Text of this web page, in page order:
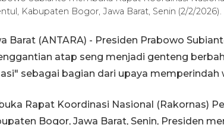
Kabupaten Bogor, Jawa Barat, Senin (2/2/
Barat (ANTARA) - Presiden Prabowo
atap seng menjadi genteng
sebagai bagian dari upaya memperindah
Rapat Koordinasi Nasional (Rakornas)
Bogor, Jawa Barat, Senin, Presiden